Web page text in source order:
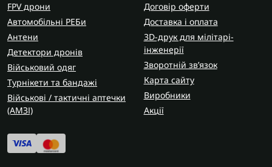
FPV дрони
Автомобільні РЕБи
Антени
Детектори дронів
Військовий одяг
Турнікети та бандажі
Військові / тактичні аптечки
(AMЗІ)
Договір оферти
Доставка і оплата
3D-друк для мілітарі-
інженерії
Зворотній зв’язок
Карта сайту
Виробники
Акції